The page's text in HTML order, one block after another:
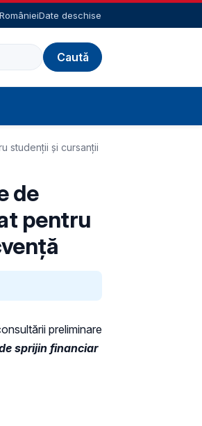
Date deschise
studenții și cursanții
de
pentru
preliminare
sprijin financiar